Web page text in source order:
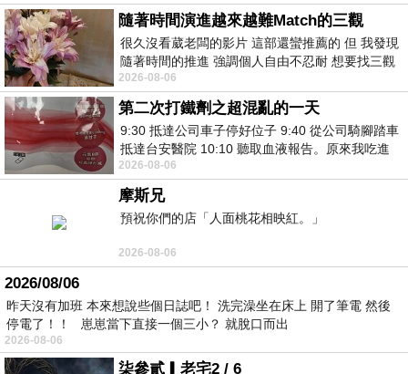
隨著時間演進越來越難Match的三觀
很久沒看葳老闆的影片 這部還蠻推薦的 但 我發現
隨著時間的推進 強調個人自由不忍耐 想要找三觀
接近的不要說對象 連朋友都超
2026-08-06
第二次打鐵劑之超混亂的一天
9:30 抵達公司車子停好位子 9:40 從公司騎腳踏車
抵達台安醫院 10:10 聽取血液報告。原來我吃進
去的 B12 彌可保並非沒有吸收而是超
2026-08-06
摩斯兄
預祝你們的店「人面桃花相映紅。」
2026-08-06
2026/08/06
昨天沒有加班 本來想說些個日誌吧！ 洗完澡坐在床上 開了筆電 然後
停電了！！ 崽崽當下直接一個三小？ 就脫口而出
2026-08-06
柒參貳▎老宅2 / 6